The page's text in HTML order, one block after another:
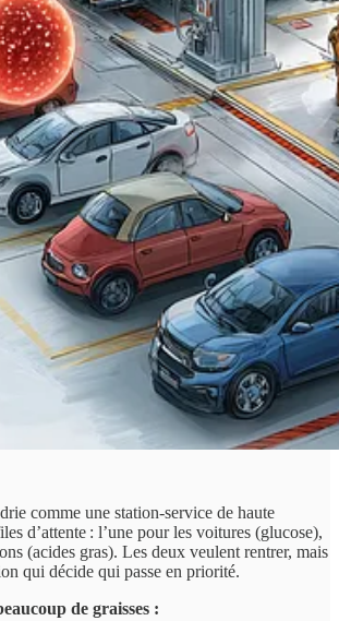
comme une station-service de haute
d’attente : l’une pour les voitures (glucose),
(acides gras). Les deux veulent rentrer, mais
qui décide qui passe en priorité.
de graisses :